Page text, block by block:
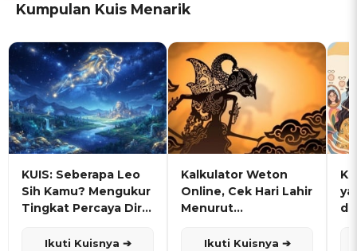
Kumpulan Kuis Menarik
KUIS: Seberapa Leo
Sih Kamu? Mengukur
Tingkat Percaya Diri
Ikuti Kuisnya ➔
Kalkulator Weton
Online, Cek Hari Lahir
Menurut
Ikuti Kuisnya ➔